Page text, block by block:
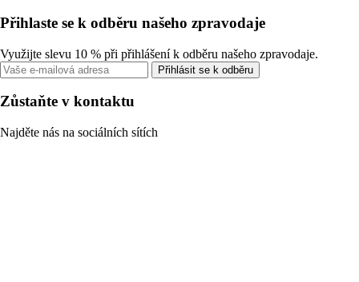
Přihlaste se k odběru našeho zpravodaje
Využijte slevu 10 % při přihlášení k odběru našeho zpravodaje.
Přihlásit se k odběru
Zůstaňte v kontaktu
Najděte nás na sociálních sítích